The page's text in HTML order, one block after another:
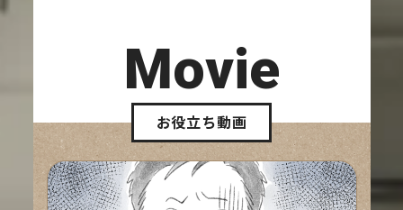
Movie
お役立ち動画